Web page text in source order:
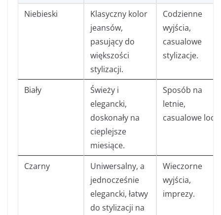
Niebieski
Klasyczny kolor
jeansów,
pasujący do
większości
stylizacji.
Codzienne
wyjścia,
casualowe
stylizacje.
Biały
Świeży i
elegancki,
doskonały na
cieplejsze
miesiące.
Sposób na
letnie,
casualowe
Czarny
Uniwersalny, a
jednocześnie
elegancki, łatwy
do stylizacji na
Wieczorne
wyjścia,
imprezy.